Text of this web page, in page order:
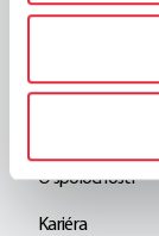
Vyhľadávač
O spoločnosti
Kariéra